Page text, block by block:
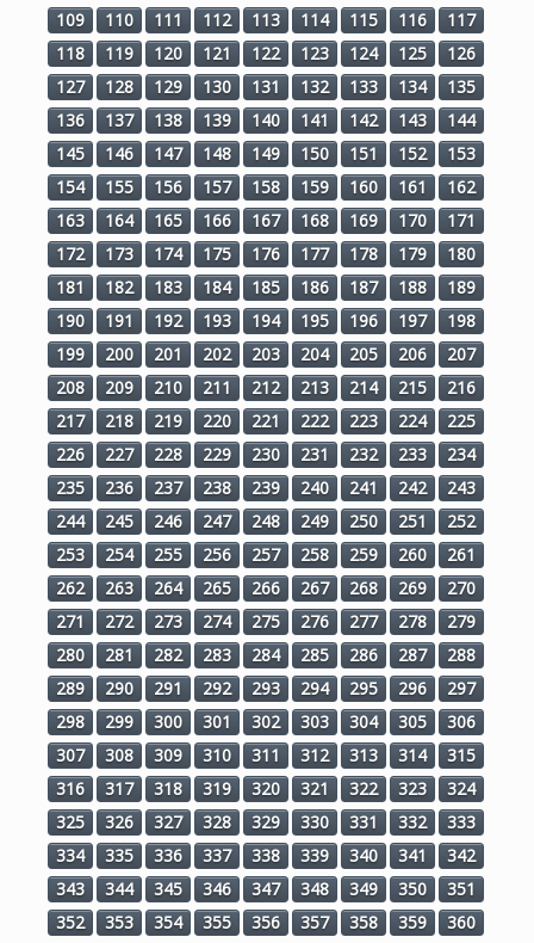
109
110 111 112 113 114 115 116
117
118
119 120 121 122 123 124 125
126
127
128 129 130 131 132 133 134
135
136
137 138 139 140 141 142 143
144
145
146 147 148 149 150 151 152
153
154
155 156 157 158 159 160 161
162
163
164 165 166 167 168 169 170
171
172
173 174 175 176 177 178 179
180
181
182 183 184 185 186 187 188
189
190
191 192 193 194 195 196 197
198
199
200 201 202 203 204 205 206
207
208
209 210 211 212 213 214 215
216
217
218 219 220 221 222 223 224
225
226
227 228 229 230 231 232 233
234
235
236 237 238 239 240 241 242
243
244
245 246 247 248 249 250 251
252
253
254 255 256 257 258 259 260
261
262
263 264 265 266 267 268 269
270
271
272 273 274 275 276 277 278
279
280
281 282 283 284 285 286 287
288
289
290 291 292 293 294 295 296
297
298
299 300 301 302 303 304 305
306
307
308 309 310 311 312 313 314
315
316
317 318 319 320 321 322 323
324
325
326 327 328 329 330 331 332
333
334
335 336 337 338 339 340 341
342
343
344 345 346 347 348 349 350
351
352
353 354 355 356 357 358 359
360